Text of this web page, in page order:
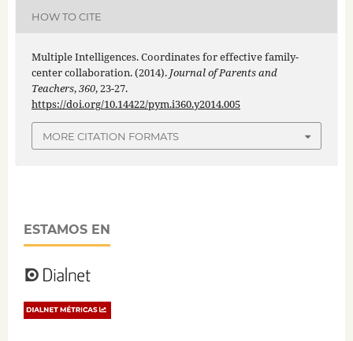
HOW TO CITE
Multiple Intelligences. Coordinates for effective family-
center collaboration. (2014). Journal of Parents and
Teachers,360, 23-27.
https://doi.org/10.14422/pym.i360.y2014.005
MORE CITATION FORMATS
ESTAMOS EN